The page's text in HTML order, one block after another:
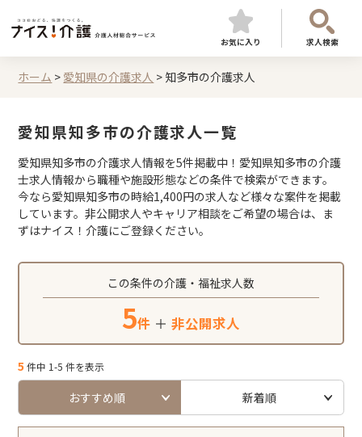
お気に入り 求人検索
ホーム > 愛知県の介護求人 > 知多市の介護求人
愛知県知多市の介護求人一覧
愛知県知多市の介護求人情報を5件掲載中！愛知県知多市の介護
士求人情報から職種や施設形態などの条件で検索ができます。
今なら愛知県知多市の時給1,400円の求人など様々な案件を掲載
しています。非公開求人やキャリア相談をご希望の場合は、ま
ずはナイス！介護にご登録ください。
この条件の介護・福祉求人数
5件 ＋ 非公開求人
5件中 1-5 件を表示
おすすめ順 新着順